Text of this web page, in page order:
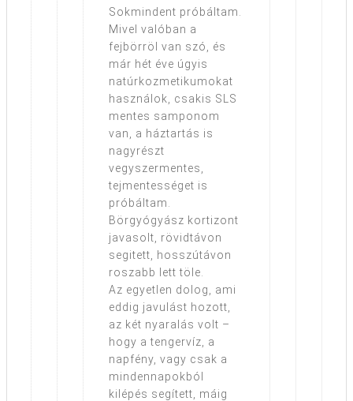
Sokmindent próbáltam.
Mivel valóban a
fejbörröl van szó, és
már hét éve úgyis
natúrkozmetikumokat
használok, csakis SLS
mentes samponom
van, a háztartás is
nagyrészt
vegyszermentes,
tejmentességet is
próbáltam.
Börgyógyász kortizont
javasolt, rövidtávon
segitett, hosszútávon
roszabb lett töle.
Az egyetlen dolog, ami
eddig javulást hozott,
az két nyaralás volt –
hogy a tengervíz, a
napfény, vagy csak a
mindennapokból
kilépés segített, máig